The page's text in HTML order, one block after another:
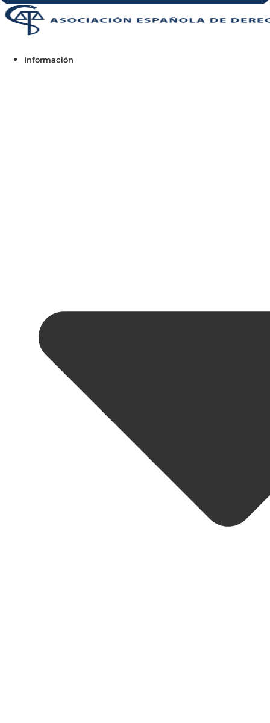
Información